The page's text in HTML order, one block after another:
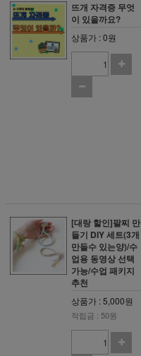
뜨개 자격증 무엇
이 있을까요?
상품가 : 0원
[대랑 할인]팔찌 만
들기 DIY 세트(3개
만들수 있는양)/수
업용 동영상 선택
가능/수업 패키지
추천
상품가 : 5,000원
적립금 : 50원